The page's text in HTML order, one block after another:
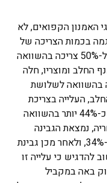
האמנון הקפואים, לא
בכמות הצריכה של
פילה אמנון קפוא חלה עלייה של קרוב ל-50% צריכה בהשוואה
החלב ומוצריו, חלה
לשתייה בהשוואה לשלושת
העלייה בצריכת
החמאה הייתה הגדולה ביותר ועמדה על כ-44% יותר בהשוואה
נמצאת הגבינה
הצהובה שעל המדף, שצריכתה עלתה ב-34%, ולאחר מכן גבינת
בצריכה. חשוב להדגיש כי עלייה זו
באה במקביל